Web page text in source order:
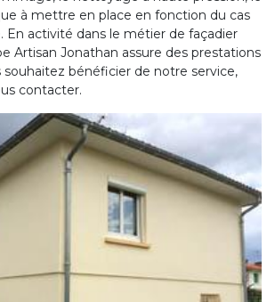
à mettre en place en fonction du cas
En activité dans le métier de façadier
Artisan Jonathan assure des prestations
souhaitez bénéficier de notre service,
contacter.